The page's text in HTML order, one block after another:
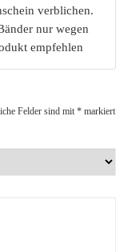
verblichen.
nur wegen
empfehlen
Felder sind mit * markiert